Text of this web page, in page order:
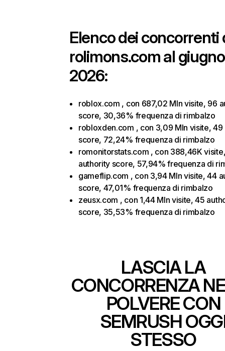
Elenco dei concorrenti
rolimons.com al giugno
2026:
roblox.com , con 687,02 Mln visite, 96
score, 30,36% frequenza di rimbalzo
robloxden.com , con 3,09 Mln visite, 49
score, 72,24% frequenza di rimbalzo
romonitorstats.com , con 388,46K
authority score, 57,94% frequenza di
gameflip.com , con 3,94 Mln visite, 44
score, 47,01% frequenza di rimbalzo
zeusx.com , con 1,44 Mln visite, 45
score, 35,53% frequenza di rimbalzo
LASCIA LA
CONCORRENZA
POLVERE CON
SEMRUSH
STESSO